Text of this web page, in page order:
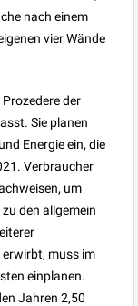
nach einem
vier Wände
der
Sie planen
Energie ein, die
Verbraucher
um
den allgemein
muss im
einplanen.
Jahren 2,50